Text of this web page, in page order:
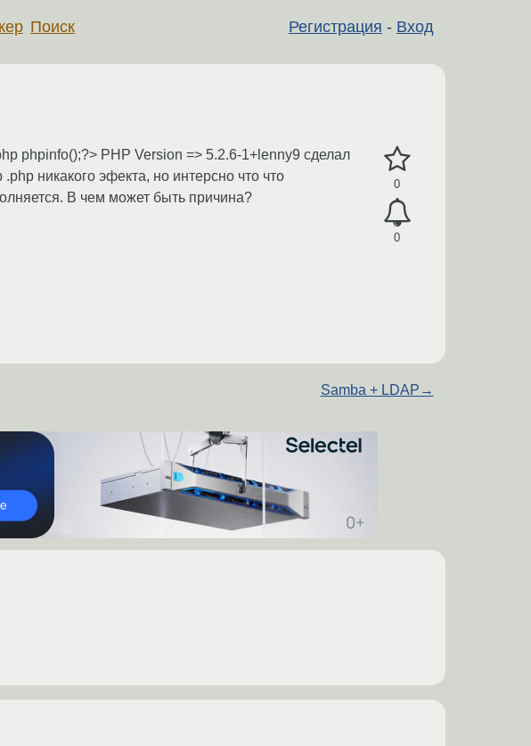
Регистрация - Вход
Поиск
0
0
phpinfo();?> PHP Version => 5.2.6-1+lenny9 сделал
никакого эфекта, но интерсно что что
В чем может быть причина?
Samba + LDAP →